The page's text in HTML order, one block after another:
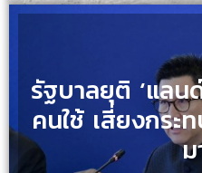
รัฐบาลยุติ ‘แลน
คนใช้ เสี่ยงกร